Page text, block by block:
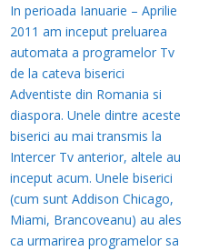
In perioada Ianuarie – Aprilie
2011 am inceput preluarea
automata a programelor Tv
de la cateva biserici
Adventiste din Romania si
diaspora. Unele dintre aceste
biserici au mai transmis la
Intercer Tv anterior, altele au
inceput acum. Unele biserici
(cum sunt Addison Chicago,
Miami, Brancoveanu) au ales
ca urmarirea programelor sa